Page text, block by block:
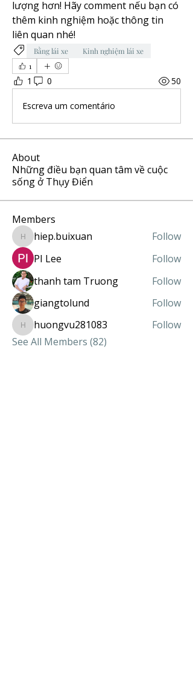
lượng hơn! Hãy comment nếu bạn có
thêm kinh nghiệm hoặc thông tin
liên quan nhé!
Bằng lái xe
Kinh nghiệm lái xe
1
1 0 50
Escreva um comentário
About
Những điều bạn quan tâm về cuộc
sống ở Thụy Điển
Members
hiep.buixuan
hiep.buixuan
Follow
PI Lee
Follow
thanh tam Truong
Follow
giangtolund
Follow
huongvu281083
huongvu281083
Follow
See All Members (82)